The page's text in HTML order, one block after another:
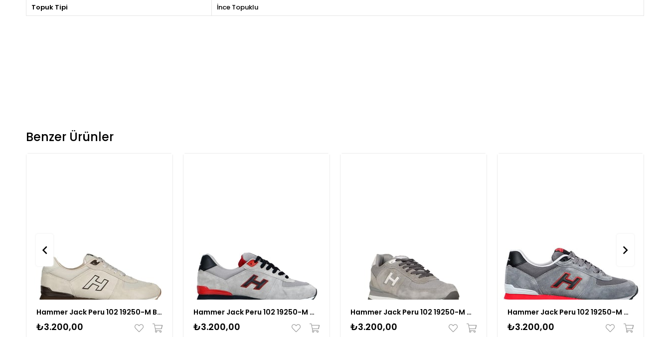
Topuk Tipi
İnce Topuklu
Benzer Ürünler
Hammer Jack Peru 102 19250-M Bej Akel Kahve Renk BEJ AKEL KAHVE
₺3.200,00
Hammer Jack Peru 102 19250-M Çlk Renk ÇLK
₺3.200,00
Hammer Jack Peru 102 19250-M Gri Beyaz Renk GRİ BEYAZ
₺3.200,00
Hammer Jack Peru 102 19250-M Gri Kırmızı Renk GRİ KIRMIZI
₺3.200,00